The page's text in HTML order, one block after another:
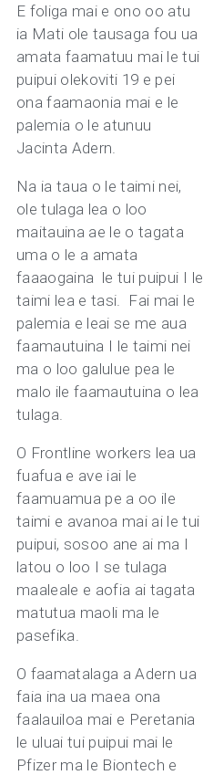
E foliga mai e ono oo atu
ia Mati ole tausaga fou ua
amata faamatuu mai le tui
puipui olekoviti 19 e pei
ona faamaonia mai e le
palemia o le atunuu
Jacinta Adern.
Na ia taua o le taimi nei,
ole tulaga lea o loo
maitauina ae le o tagata
uma o le a amata
faaaogaina le tui puipui I le
taimi lea e tasi. Fai mai le
palemia e leai se me aua
faamautuina I le taimi nei
ma o loo galulue pea le
malo ile faamautuina o lea
tulaga.
O Frontline workers lea ua
fuafua e ave iai le
faamuamua pe a oo ile
taimi e avanoa mai ai le tui
puipui, sosoo ane ai ma I
latou o loo I se tulaga
maaleale e aofia ai tagata
matutua maoli ma le
pasefika.
O faamatalaga a Adern ua
faia ina ua maea ona
faalauiloa mai e Peretania
le uluai tui puipui mai le
Pfizer ma le Biontech e